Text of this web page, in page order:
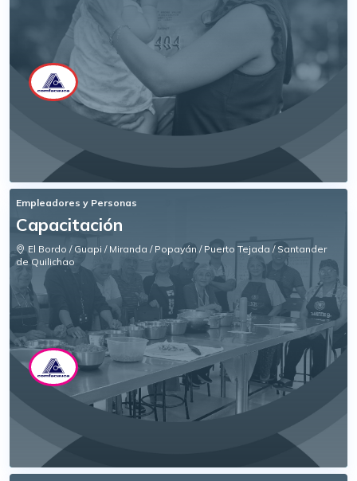
Empleadores y Personas
Capacitación
El Bordo / Guapi / Miranda / Popayán / Puerto Tejada / Santander
de Quilichao